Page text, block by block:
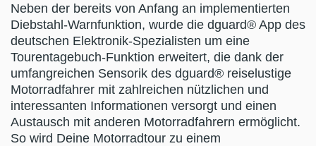
Neben der bereits von Anfang an implementierten
Diebstahl-Warnfunktion, wurde die dguard® App des
deutschen Elektronik-Spezialisten um eine
Tourentagebuch-Funktion erweitert, die dank der
umfangreichen Sensorik des dguard® reiselustige
Motorradfahrer mit zahlreichen nützlichen und
interessanten Informationen versorgt und einen
Austausch mit anderen Motorradfahrern ermöglicht.
So wird Deine Motorradtour zu einem